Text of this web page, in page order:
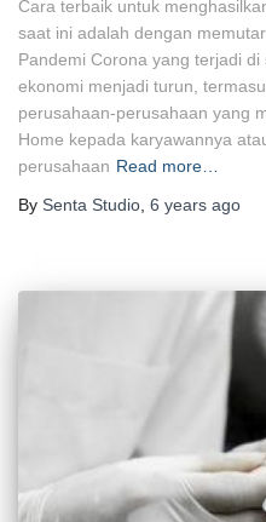
Cara terbaik untuk
saat ini adalah dengan
Pandemi Corona yang terjadi
ekonomi menjadi turun,
perusahaan-perusahaan yang
Home kepada karyawannya
perusahaan Read more…
By Senta Studio 6 years ago